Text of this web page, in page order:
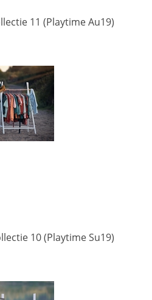
11 (Playtime Au19)
10 (Playtime Su19)